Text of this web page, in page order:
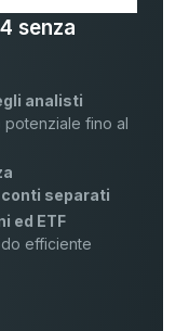
senza
analisti
potenziale fino al
conti separati
ed ETF
efficiente